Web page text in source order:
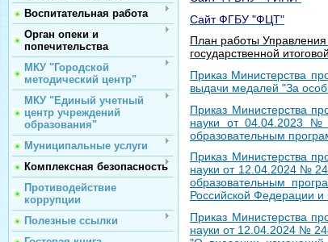
Воспитательная работа
Орган опеки и
попечительства
МКУ "Городской
методический центр"
МКУ "Единый учетный
центр учреждений
образования"
Муниципальные услуги
Комплексная безопасность
Противодействие
коррупции
Полезные ссылки
Сайт ФГБУ "ФЦТ"
План работы Управления
государственной
Приказ Министерства
выдачи медалей "За
Приказ Министерства
науки от 04.04.2023 №
образовательным
Приказ Министерства
науки от 12.04.2024 №
образовательным
Российской Федерации
Приказ Министерства
науки от 12.04.2024 №